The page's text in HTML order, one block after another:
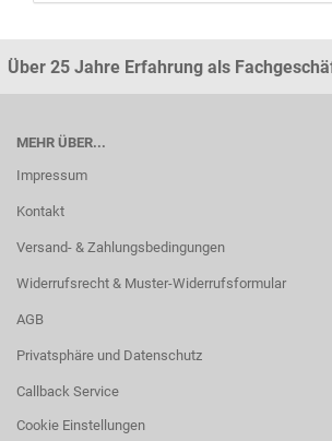
Über 25 Jahre Erfahrung als
MEHR ÜBER...
Impressum
Kontakt
Versand- & Zahlungsbedingungen
Widerrufsrecht & Muster-Widerrufsformular
AGB
Privatsphäre und Datenschutz
Callback Service
Cookie Einstellungen